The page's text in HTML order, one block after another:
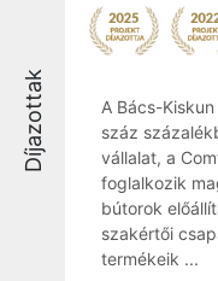
Díjazottak
A Bács-
száz
vállalat, a
foglalkozik
bútorok
szakértői
termékeik ...